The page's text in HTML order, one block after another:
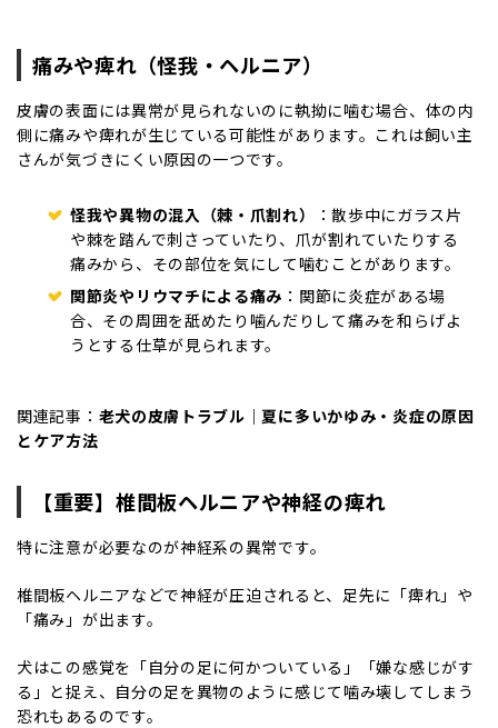
痛みや痺れ（怪我・ヘルニア）
皮膚の表面には異常が見られないのに執拗に噛む場合、体の内
側に痛みや痺れが生じている可能性があります。これは飼い主
さんが気づきにくい原因の一つです。
怪我や異物の混入（棘・爪割れ）
：散歩中にガラス片
や棘を踏んで刺さっていたり、爪が割れていたりする
痛みから、その部位を気にして噛むことがあります。
関節炎やリウマチによる痛み ：関節に炎症がある場
合、その周囲を舐めたり噛んだりして痛みを和らげよ
うとする仕草が見られます。
関連記事： 老犬の皮膚トラブル｜夏に多いかゆみ・炎症の原因
とケア方法
【重要】椎間板ヘルニアや神経の痺れ
特に注意が必要なのが神経系の異常です。
椎間板ヘルニアなどで神経が圧迫されると、足先に「痺れ」や
「痛み」が出ます。
犬はこの感覚を「自分の足に何かついている」「嫌な感じがす
る」と捉え、自分の足を異物のように感じて噛み壊してしまう
恐れもあるのです。